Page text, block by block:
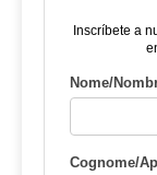
Inscríbete a
Nome/
Cognome/